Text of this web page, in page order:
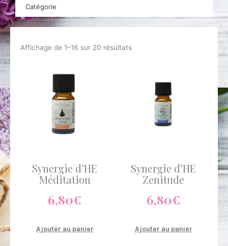
Catégorie
Affichage de 1–16 sur 20 résultats
Synergie d’HE
Méditation
6,80€
Ajouter au panier
Synergie d’HE
Zenitude
6,80€
Ajouter au panier